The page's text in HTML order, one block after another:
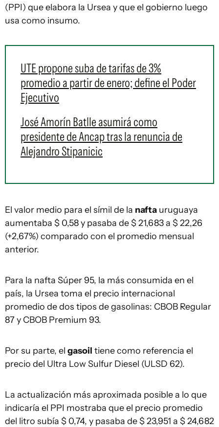
(PPI) que elabora la Ursea y que el gobierno luego
usa como insumo.
UTE propone suba de tarifas de 3%
promedio a partir de enero; define el Poder
Ejecutivo
José Amorín Batlle asumirá como
presidente de Ancap tras la renuncia de
Alejandro Stipanicic
El valor medio para el símil de la nafta uruguaya
aumentaba $ 0,58 y pasaba de $ 21,683 a $ 22,26
(+2,67%) comparado con el promedio mensual
anterior.
Para la nafta Súper 95, la más consumida en el
país, la Ursea toma el precio internacional
promedio de dos tipos de gasolinas: CBOB Regular
87 y CBOB Premium 93.
Por su parte, el gasoil tiene como referencia el
precio del Ultra Low Sulfur Diesel (ULSD 62).
La actualización más aproximada posible a lo que
indicaría el PPI mostraba que el precio promedio
del litro subía $ 0,74, y pasaba de $ 23,951 a $ 24,682